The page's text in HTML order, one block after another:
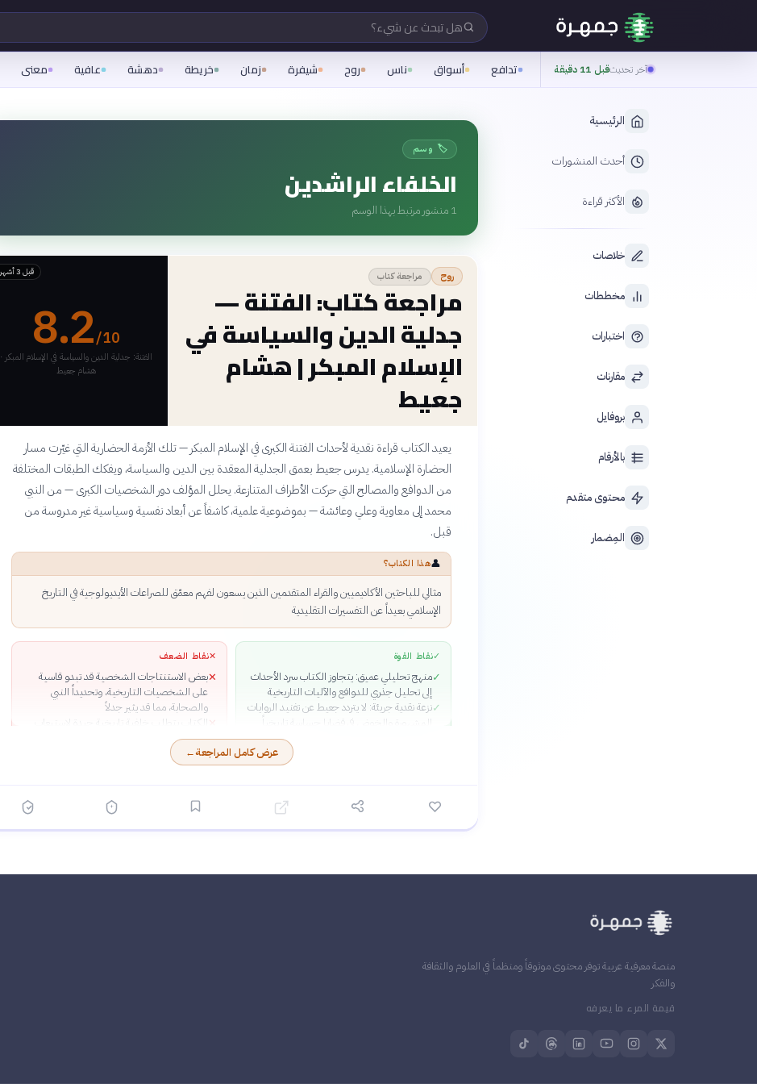
هل تبحث عن شيء؟
آخر تحديثقبل 11 دقيقة تدافع أسواق ناس روح شيفرة زمان خريطة دهشة عافية معنى
الرئيسية
أحدث المنشورات
الأكثر قراءة
خلاصات
مخططات
اختبارات
مقارنات
بروفايل
بالأرقام
محتوى متقدم
المِضمار
🏷️ وسم
الخلفاء الراشدين
1 منشور مرتبط بهذا الوسم
روح مراجعة كتاب
مراجعة كتاب: الفتنة —
جدلية الدين والسياسة في
الإسلام المبكر | هشام
جعيط
قبل 3 أشهر
8.2/10
الفتنة: جدلية الدين والسياسة في الإسلام المبكر ·
هشام جعيط
يعيد الكتاب قراءة نقدية لأحداث الفتنة الكبرى في الإسلام المبكر — تلك الأزمة الحضارية التي غيّرت مسار
الحضارة الإسلامية. يدرس جعيط بعمق الجدلية المعقدة بين الدين والسياسة، ويفكك الطبقات المختلفة
من الدوافع والمصالح التي حركت الأطراف المتنازعة. يحلل المؤلف دور الشخصيات الكبرى — من النبي
محمد إلى معاوية وعلي وعائشة — بموضوعية علمية، كاشفاً عن أبعاد نفسية وسياسية غير مدروسة من
قبل.
👤هذا الكتاب؟
مثالي للباحثين الأكاديميين والقراء المتقدمين الذين يسعون لفهم معمّق للصراعات الأيديولوجية في التاريخ
الإسلامي بعيداً عن التفسيرات التقليدية
✓نقاط القوة
✓منهج تحليلي عميق: يتجاوز الكتاب سرد الأحداث
إلى تحليل جذري للدوافع والآليات التاريخية
✓نزعة نقدية جريئة: لا يتردد جعيط عن تفنيد الروايات
المشهورة والخوض في قضايا حساسة تاريخياً
أسلوب فكري متطور: تندمج فيه الأدوات الحديثة
من علم الاجتماع والنقد التاريخي بسلاسة
تغطية شاملة: يعالج الكتاب كل جوانب الفتنة من
✕نقاط الضعف
✕بعض الاستنتاجات الشخصية قد تبدو قاسية
على الشخصيات التاريخية، وتحديداً النبي
والصحابة، مما قد يثير جدلاً
✕الكتاب يتطلب خلفية تاريخية جيدة لاستيعاب
التفاصيل المعقدة والحوارات الفكرية
عرض كامل المراجعة←
منصة معرفية عربية توفر محتوى موثوقاً ومنظماً في العلوم والثقافة
والفكر
قيمة المرء ما يعرفه